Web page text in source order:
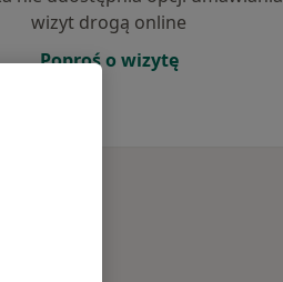
(9)wizyt drogą online
Poproś o wizytę